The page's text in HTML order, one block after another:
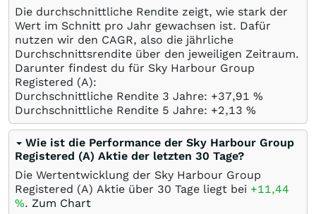
Die durchschnittliche Rendite zeigt, wie stark der
Wert im Schnitt pro Jahr gewachsen ist. Dafür
nutzen wir den CAGR, also die jährliche
Durchschnittsrendite über den jeweiligen Zeitraum.
Darunter findest du für Sky Harbour Group
Registered (A):
Durchschnittliche Rendite 3 Jahre: +37,91 %
Durchschnittliche Rendite 5 Jahre: +2,13 %
Wie ist die Performance der Sky Harbour Group
Registered (A) Aktie der letzten 30 Tage?
Die Wertentwicklung der Sky Harbour Group
Registered (A) Aktie über 30 Tage liegt bei +11,44
%. Zum Chart